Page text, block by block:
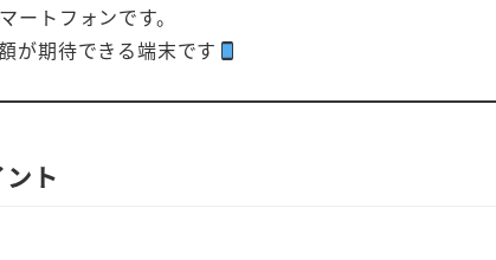
ートフォンです。
が期待できる端末です
ト